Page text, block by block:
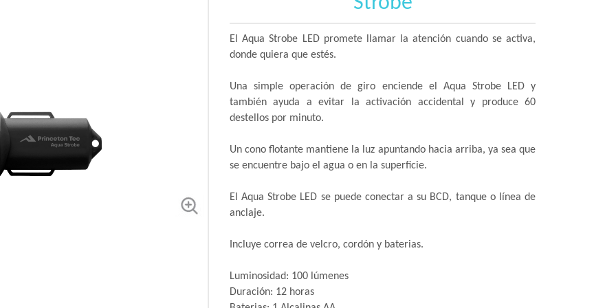
El Aqua Strobe LED promete llamar la atención cuando se activa,
donde quiera que estés.
Una simple operación de giro enciende el Aqua Strobe LED y
también ayuda a evitar la activación accidental y produce 60
destellos por minuto.
Un cono flotante mantiene la luz apuntando hacia arriba, ya sea que
se encuentre bajo el agua o en la superficie.
El Aqua Strobe LED se puede conectar a su BCD, tanque o línea de
anclaje.
Incluye correa de velcro, cordón y baterias.
Luminosidad: 100 lúmenes
Duración: 12 horas